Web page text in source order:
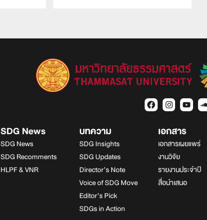
SDG News
SDG News
SDG Recomments
HLPF & VNR
บทความ
SDG Insights
SDG Updates
Director’s Note
Voice of SDG Move
Editor’s Pick
SDGs in Action
เอกสาร
เอกสารเผยแพร่
งานวิจัย
รายงานประจำปี
สื่อนำเสนอ